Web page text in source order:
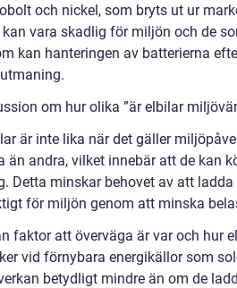
och nickel, som bryts ut ur
kan vara skadlig för miljön och de
kan hanteringen av batterierna
om hur olika ”är elbilar
är inte lika när det gäller
än andra, vilket innebär att de kan
Detta minskar behovet av att
för miljön genom att minska
faktor att överväga är var och hur
vid förnybara energikällor som
betydligt mindre än om de